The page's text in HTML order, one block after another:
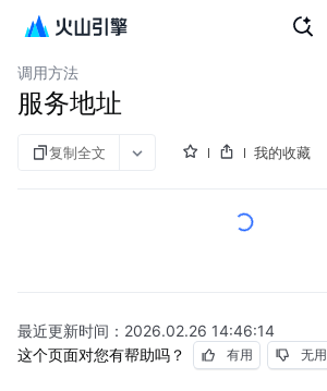
DDoS防护
调用方法
服务地址
复制全文 我的收藏
最近更新时间： 2026.02.26 14:46:14
这个页面对您有帮助吗？
有用 无用